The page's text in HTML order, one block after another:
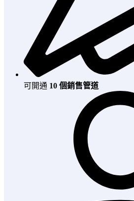
可開通 10 個銷售管道